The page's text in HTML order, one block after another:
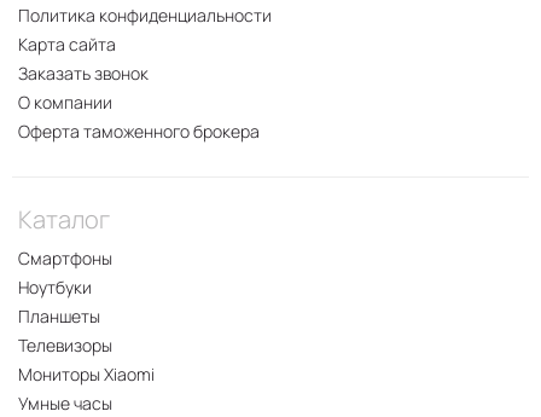
Политика конфиденциальности
Карта сайта
Заказать звонок
О компании
Оферта таможенного брокера
Каталог
Смартфоны
Ноутбуки
Планшеты
Телевизоры
Мониторы Xiaomi
Умные часы